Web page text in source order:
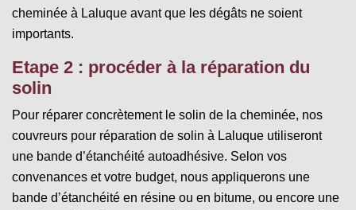
cheminée à Laluque avant que les dégâts ne soient
importants.
Etape 2 : procéder à la réparation du
solin
Pour réparer concrètement le solin de la cheminée, nos
couvreurs pour réparation de solin à Laluque utiliseront
une bande d’étanchéité autoadhésive. Selon vos
convenances et votre budget, nous appliquerons une
bande d’étanchéité en résine ou en bitume, ou encore une